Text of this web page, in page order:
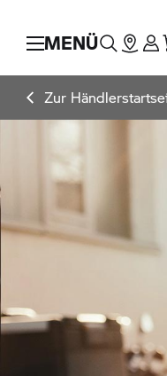
MENÜ
Zur